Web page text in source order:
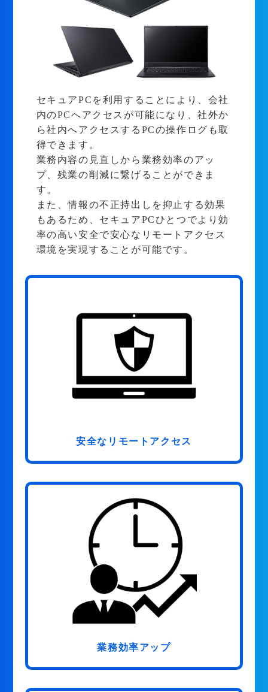
セキュアPCを利用することにより、会社
内のPCへアクセスが可能になり、社外か
ら社内へアクセスするPCの操作ログも取
得できます。
業務内容の見直しから業務効率のアッ
プ、残業の削減に繋げることができま
す。
また、情報の不正持出しを抑止する効果
もあるため、セキュアPCひとつでより効
率の高い安全で安心なリモートアクセス
環境を実現することが可能です。
安全なリモートアクセス
業務効率アップ